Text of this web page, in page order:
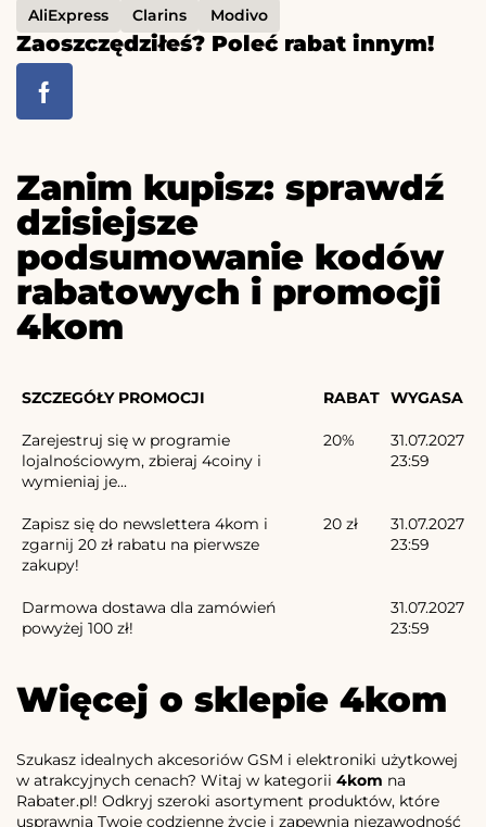
AliExpress
Clarins Modivo
Zaoszczędziłeś? Poleć rabat innym!
Zanim kupisz: sprawdź
dzisiejsze
podsumowanie kodów
rabatowych i promocji
4kom
SZCZEGÓŁY PROMOCJI RABAT WYGASA
Zarejestruj się w programie
lojalnościowym, zbieraj 4coiny i
wymieniaj je...
20%
31.07.2027
23:59
Zapisz się do newslettera 4kom i
zgarnij 20 zł rabatu na pierwsze
zakupy!
20 zł
31.07.2027
23:59
Darmowa dostawa dla zamówień
powyżej 100 zł!
31.07.2027
23:59
Więcej o sklepie 4kom
Szukasz idealnych akcesoriów GSM i elektroniki użytkowej
w atrakcyjnych cenach? Witaj w kategorii 4kom na
Rabater.pl! Odkryj szeroki asortyment produktów, które
usprawnią Twoje codzienne życie i zapewnią niezawodność